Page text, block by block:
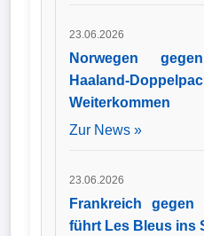
23.06.2026
Norwegen
Haaland-
Weiterkommen
Zur News »
23.06.2026
Frankreich
führt Les Bleus ins